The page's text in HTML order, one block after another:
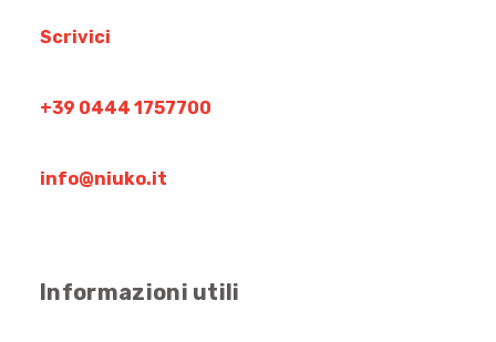
Scrivici
+39 0444 1757700
info@niuko.it
Informazioni utili